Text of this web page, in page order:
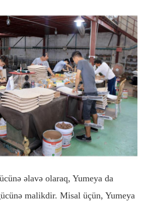
əlavə olaraq, Yumeya da
malikdir. Misal üçün, Yumeya